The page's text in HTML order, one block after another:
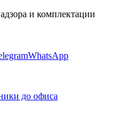
и комплектации
WhatsApp
до офиса